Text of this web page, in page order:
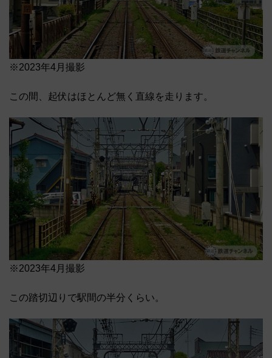
※2023年4月撮影
この間、起伏はほとんど無く直線を走ります。
※2023年4月撮影
この踏切辺りで駅間の半分くらい。